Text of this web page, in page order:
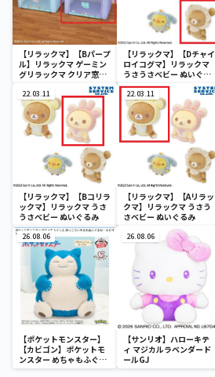
【リラックマ】【Bパープ
ル】リラックマ ゲーミン
グリラックマ クリア窓付
【リラックマ】【Dチャイ
ロイコグマ】リラックマ
うさうさべビー ぬいぐる
み
22.03.11
【リラックマ】【Bコリラ
ックマ】リラックマ うさ
うさべビー ぬいぐるみ
22.03.11
【リラックマ】【Aリラッ
クマ】リラックマ うさう
さべビー ぬいぐるみ
26.08.06
【ポケットモンスター】
【カビゴン】ポケットモ
ンスター めちゃもふぐっ
と ほっこりいやされぬい
26.08.06
【サンリオ】ハローキテ
ィ マジカルラベンダード
ールGJ